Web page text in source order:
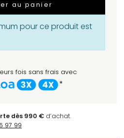
au panier
pour ce produit est
fois sans frais avec
*
dès 990 € d’achat.
97 99